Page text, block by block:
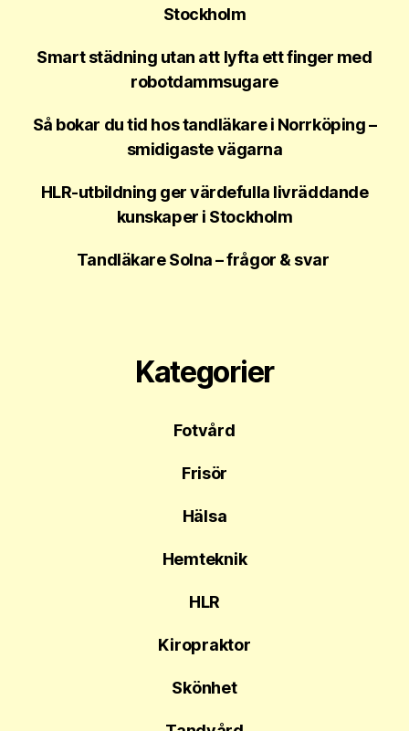
Stockholm
Smart städning utan att lyfta ett finger med
robotdammsugare
Så bokar du tid hos tandläkare i Norrköping –
smidigaste vägarna
HLR-utbildning ger värdefulla livräddande
kunskaper i Stockholm
Tandläkare Solna – frågor & svar
Kategorier
Fotvård
Frisör
Hälsa
Hemteknik
HLR
Kiropraktor
Skönhet